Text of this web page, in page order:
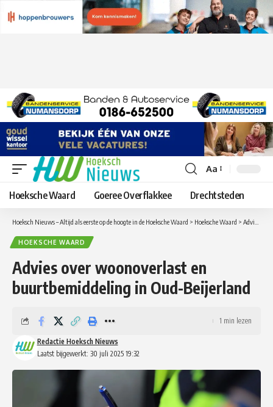
Lettergrootte
aanpassen
Aa
Hoeksche Waard Goeree Overflakkee Drechtsteden
Hoeksch Nieuws – Altijd als eerste op de hoogte in de Hoeksche Waard > Hoeksche Waard > Advies over woonoverlast en buurtbemiddeling in Oud-Beijerland
HOEKSCHE WAARD
Advies over woonoverlast en
buurtbemiddeling in Oud-Beijerland
Laatst bijgewerkt: 30 juli 2025 19:32
Redactie Hoeksch Nieuws
1 min lezen